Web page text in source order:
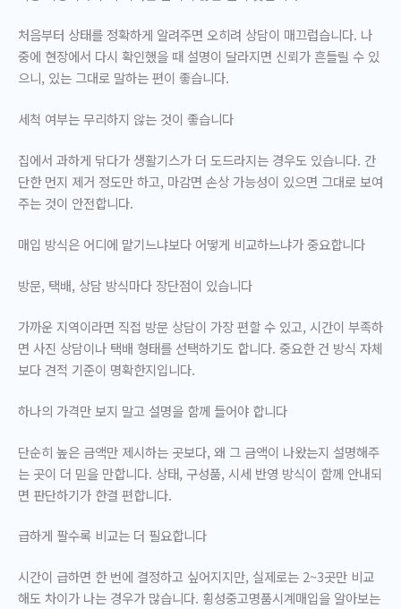
처음부터 상태를 정확하게 알려주면 오히려 상담이 매끄럽습니다. 나
중에 현장에서 다시 확인했을 때 설명이 달라지면 신뢰가 흔들릴 수 있
으니, 있는 그대로 말하는 편이 좋습니다.
세척 여부는 무리하지 않는 것이 좋습니다
집에서 과하게 닦다가 생활기스가 더 도드라지는 경우도 있습니다. 간
단한 먼지 제거 정도만 하고, 마감면 손상 가능성이 있으면 그대로 보여
주는 것이 안전합니다.
매입 방식은 어디에 맡기느냐보다 어떻게 비교하느냐가 중요합니다
방문, 택배, 상담 방식마다 장단점이 있습니다
가까운 지역이라면 직접 방문 상담이 가장 편할 수 있고, 시간이 부족하
면 사진 상담이나 택배 형태를 선택하기도 합니다. 중요한 건 방식 자체
보다 견적 기준이 명확한지입니다.
하나의 가격만 보지 말고 설명을 함께 들어야 합니다
단순히 높은 금액만 제시하는 곳보다, 왜 그 금액이 나왔는지 설명해주
는 곳이 더 믿을 만합니다. 상태, 구성품, 시세 반영 방식이 함께 안내되
면 판단하기가 한결 편합니다.
급하게 팔수록 비교는 더 필요합니다
시간이 급하면 한 번에 결정하고 싶어지지만, 실제로는 2~3곳만 비교
해도 차이가 나는 경우가 많습니다. 횡성중고명품시계매입을 알아보는